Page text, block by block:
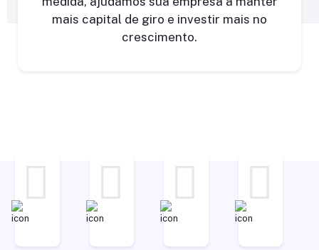
mais capital de giro e investir mais no
crescimento.